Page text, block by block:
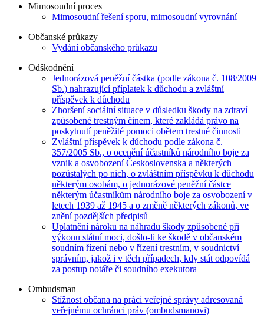
Mimosoudní proces
Mimosoudní řešení sporu, mimosoudní vyrovnání
Občanské průkazy
Vydání občanského průkazu
Odškodnění
Jednorázová peněžní částka (podle zákona č. 108/2009
Sb.) nahrazující příplatek k důchodu a zvláštní
příspěvek k důchodu
Zhoršení sociální situace v důsledku škody na zdraví
způsobené trestným činem, které zakládá právo na
poskytnutí peněžité pomoci obětem trestné činnosti
Zvláštní příspěvek k důchodu podle zákona č.
357/2005 Sb., o ocenění účastníků národního boje za
vznik a osvobození Československa a některých
pozůstalých po nich, o zvláštním příspěvku k důchodu
některým osobám, o jednorázové peněžní částce
některým účastníkům národního boje za osvobození v
letech 1939 až 1945 a o změně některých zákonů, ve
znění pozdějších předpisů
Uplatnění nároku na náhradu škody způsobené při
výkonu státní moci, došlo-li ke škodě v občanském
soudním řízení nebo v řízení trestním, v soudnictví
správním, jakož i v těch případech, kdy stát odpovídá
za postup notáře či soudního exekutora
Ombudsman
Stížnost občana na práci veřejné správy adresovaná
veřejnému ochránci práv (ombudsmanovi)